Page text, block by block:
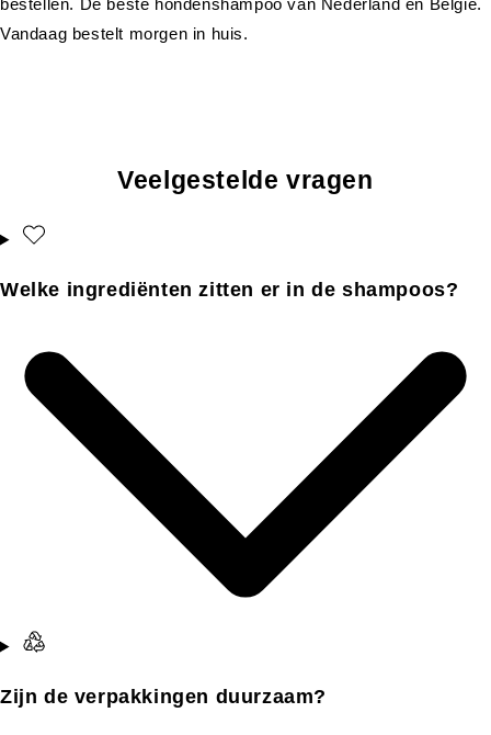
Veelgestelde vragen
Welke ingrediënten zitten er in de shampoos?
Zijn de verpakkingen duurzaam?